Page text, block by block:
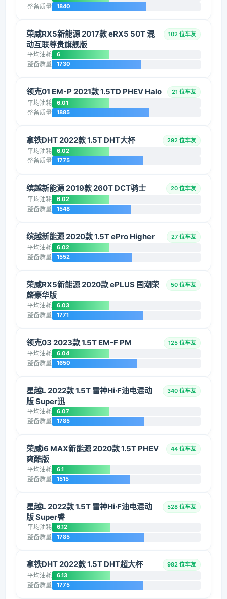
整备质量 1840
荣威RX5新能源 2017款 eRX5 50T 混
动互联尊贵旗舰版
102 位车友
平均油耗 6
整备质量 1730
领克01 EM-P 2021款 1.5TD PHEV Halo 21 位车友
平均油耗 6.01
整备质量 1885
拿铁DHT 2022款 1.5T DHT大杯 292 位车友
平均油耗 6.02
整备质量 1775
缤越新能源 2019款 260T DCT骑士 20 位车友
平均油耗 6.02
整备质量 1548
缤越新能源 2020款 1.5T ePro Higher 27 位车友
平均油耗 6.02
整备质量 1552
荣威RX5新能源 2020款 ePLUS 国潮荣
麟豪华版
50 位车友
平均油耗 6.03
整备质量 1771
领克03 2023款 1.5T EM-F PM 125 位车友
平均油耗 6.04
整备质量 1650
星越L 2022款 1.5T 雷神Hi·F油电混动
版 Super迅
340 位车友
平均油耗 6.07
整备质量 1785
荣威i6 MAX新能源 2020款 1.5T PHEV
爽酷版
44 位车友
平均油耗 6.1
整备质量 1515
星越L 2022款 1.5T 雷神Hi·F油电混动
版 Super睿
528 位车友
平均油耗 6.12
整备质量 1785
拿铁DHT 2022款 1.5T DHT超大杯 982 位车友
平均油耗 6.13
整备质量 1775